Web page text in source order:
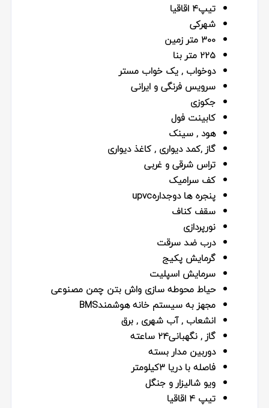
تیپ۴ اقاقیا
شهرکی
300 متر زمین
225 متر بنا
دوخواب , یک خواب مستر
سرویس فرنگی‌ و ایرانی
جکوزی
کابینت فول
هود , سینک
گاز ,کمد دیواری , کاغذ دیواری
تراس شرقی و غربی
کف سرامیک
پنجره ها دوجدارهupvc
سقف کناف
نورپردازی
درب ضد سرقت
گرمایش پکیج
سرمایش اسپلیت
حیاط محوطه سازی واش بتن چمن مصنوعی
مجهز به سیستم خانه هوشمندBMS
انشعاب , آب شهری , برق
گاز , نگهبانی۲۴ ساعته
دوربین مدار بسته
فاصله با دریا ۳کیلومتر
ویو شالیزار و جنگل
تیپ ۴ اقاقیا